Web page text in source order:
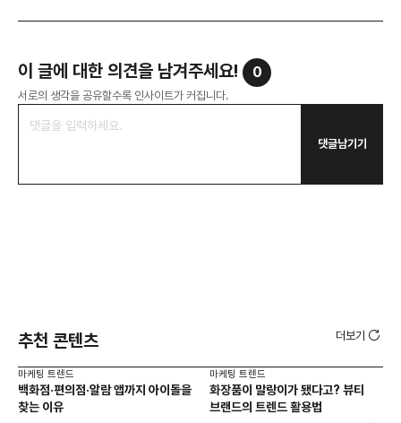
이 글에 대한 의견을 남겨주세요! 0
서로의 생각을 공유할수록 인사이트가 커집니다.
댓글남기기
추천 콘텐츠 더보기
마케팅 트렌드
백화점·편의점·알람 앱까지 아이돌을
찾는 이유
마케팅 트렌드
화장품이 말랑이가 됐다고? 뷰티
브랜드의 트렌드 활용법